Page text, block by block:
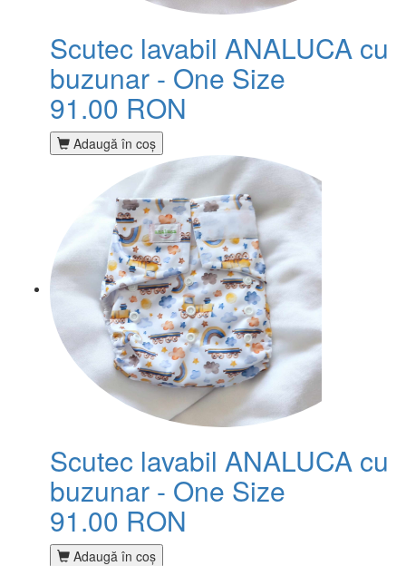
Scutec lavabil ANALUCA cu
buzunar - One Size
91.00 RON
Adaugă în coş
Scutec lavabil ANALUCA cu
buzunar - One Size
91.00 RON
Adaugă în coş